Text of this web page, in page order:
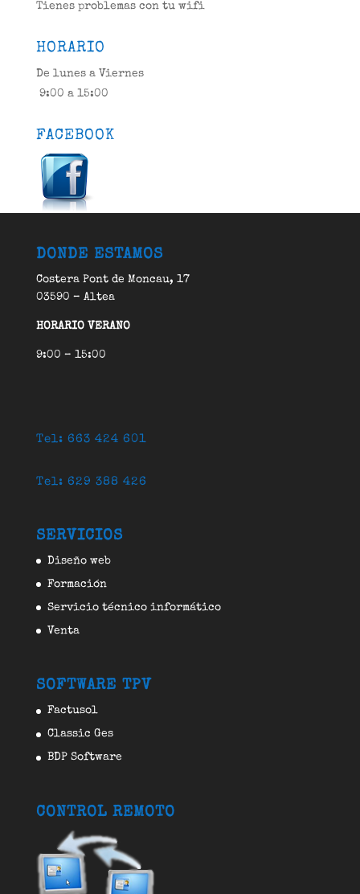
Tienes problemas con tu wifi
HORARIO
De lunes a Viernes
9:00 a 15:00
FACEBOOK
DONDE ESTAMOS
Costera Pont de Moncau, 17
03590 – Altea
HORARIO VERANO
9:00 – 15:00
Tel: 663 424 601
Tel: 629 388 426
SERVICIOS
Diseño web
Formación
Servicio técnico informático
Venta
SOFTWARE TPV
Factusol
Classic Ges
BDP Software
CONTROL REMOTO